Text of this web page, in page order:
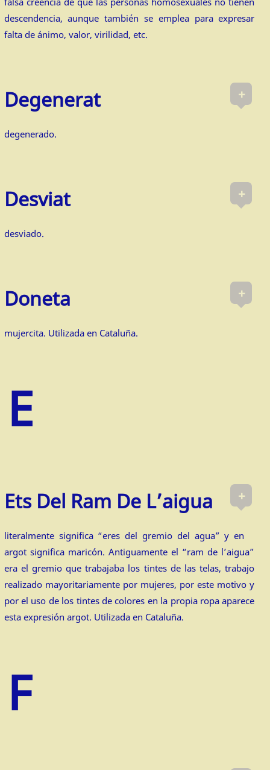
descendencia, aunque también se emplea para expresar
falta de ánimo, valor, virilidad, etc.
+
Degenerat
degenerado.
+
Desviat
desviado.
+
Doneta
mujercita. Utilizada en Cataluña.
+
Ets Del Ram De L’aigua
literalmente significa “eres del gremio del agua” y en
argot significa maricón. Antiguamente el “ram de l’aigua”
era el gremio que trabajaba los tintes de las telas, trabajo
realizado mayoritariamente por mujeres, por este motivo y
por el uso de los tintes de colores en la propia ropa aparece
esta expresión argot. Utilizada en Cataluña.